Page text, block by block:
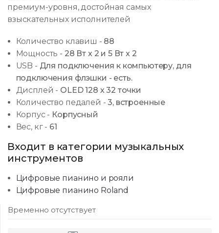
премиум-уровня, достойная самых
взыскательных исполнителей
Количество клавиш - 88
Мощность - 28 Вт x 2 и 5 Вт x 2
USB - Для подключения к компьютеру, для
подключения флэшки - есть.
Дисплей - OLED 128 х 32 точки
Количество педалей -3, встроенные
Корпус - Корпусный
Вес, кг - 61
Входит в категории музыкальных
инструментов
Цифровые пианино и рояли
Цифровые пианино Roland
Временно отсутствует